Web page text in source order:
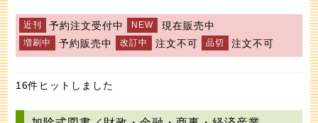
予約注文受付中
現在販売中
予約販売中
注文不可 注文不可
16件ヒットしました